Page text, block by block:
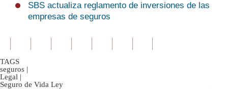
SBS actualiza reglamento de inversiones de las
empresas de seguros
TAGS
seguros |
Legal |
Seguro de Vida Ley